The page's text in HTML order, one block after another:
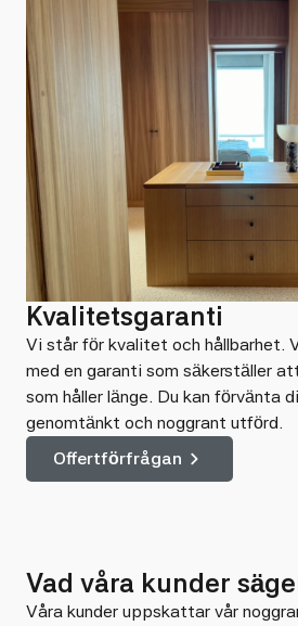
Kvalitetsgaranti
Vi står för kvalitet och hållbarhet.
med en garanti som säkerställer
som håller länge. Du kan förvänta
genomtänkt och noggrant utförd.
Offertförfrågan
Vad våra kunder
Våra kunder uppskattar vår